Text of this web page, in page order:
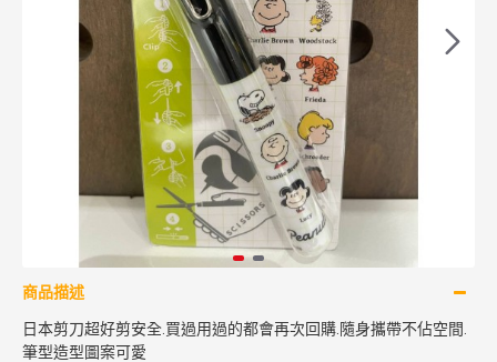
商品描述
日本剪刀超好剪安全.買過用過的都會再次回購.隨身攜帶不佔空間.
筆型造型圖案可愛